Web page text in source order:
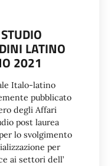
LATINO
2021
Italo-latino
pubblicato
degli Affari
post laurea
lo svolgimento
per
ai settori dell’